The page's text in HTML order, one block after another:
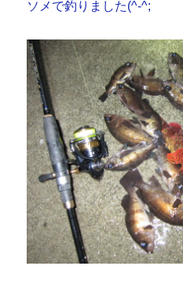
ソメで釣りました(^-^;